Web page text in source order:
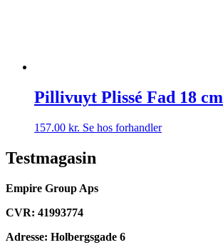
Pillivuyt Plissé Fad 18 cm
157.00 kr. Se hos forhandler
Testmagasin
Empire Group Aps
CVR: 41993774
Adresse: Holbergsgade 6